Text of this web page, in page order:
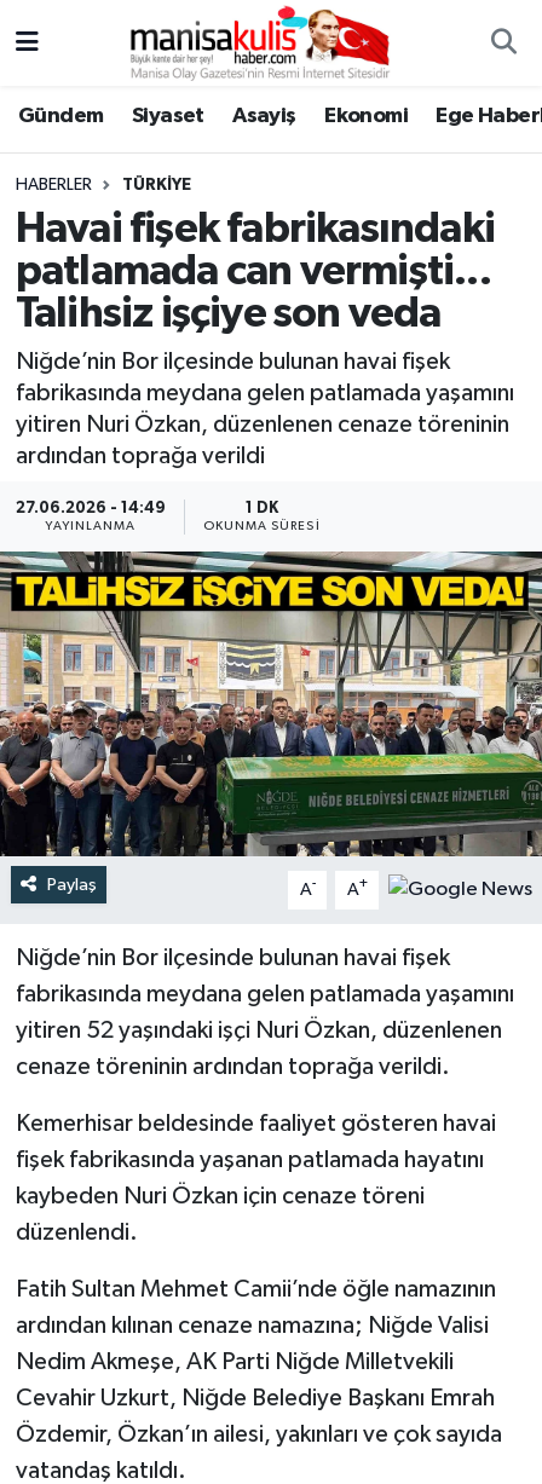
Gündem Siyaset Asayiş Ekonomi Ege
HABERLER TÜRKIYE
Havai fişek fabrikasındaki
patlamada can vermişti...
Talihsiz işçiye son veda
Niğde’nin Bor ilçesinde bulunan havai fişek
fabrikasında meydana gelen patlamada yaşamını
yitiren Nuri Özkan, düzenlenen cenaze töreninin
ardından toprağa verildi
27.06.2026 - 14:49
YAYINLANMA
1 DK
OKUNMA SÜRESI
Paylaş A- A+
Niğde’nin Bor ilçesinde bulunan havai fişek
fabrikasında meydana gelen patlamada yaşamını
yitiren 52 yaşındaki işçi Nuri Özkan, düzenlenen
cenaze töreninin ardından toprağa verildi.
Kemerhisar beldesinde faaliyet gösteren havai
fişek fabrikasında yaşanan patlamada hayatını
kaybeden Nuri Özkan için cenaze töreni
düzenlendi.
Fatih Sultan Mehmet Camii’nde öğle namazının
ardından kılınan cenaze namazına; Niğde Valisi
Nedim Akmeşe, AK Parti Niğde Milletvekili
Cevahir Uzkurt, Niğde Belediye Başkanı Emrah
Özdemir, Özkan’ın ailesi, yakınları ve çok sayıda
vatandaş katıldı.
Ege Haberleri
Ekonomi
Genel
Resmi İlan
Siyaset
Spor
Türkiye
Yaşam
Yunusemre Hava Durumu
Yunusemre Trafik Yoğunluk Haritası
Süper Lig Puan Durumu ve Fikstür
Tüm Manşetler
Son Dakika Haberleri
Haber Arşivi